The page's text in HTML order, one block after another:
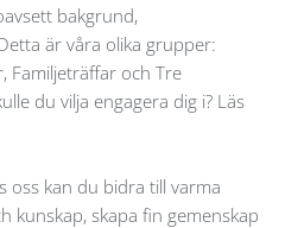
bakgrund,
är våra olika grupper:
Familjeträffar och Tre
du vilja engagera dig i? Läs
oss kan du bidra till varma
kunskap, skapa fin gemenskap